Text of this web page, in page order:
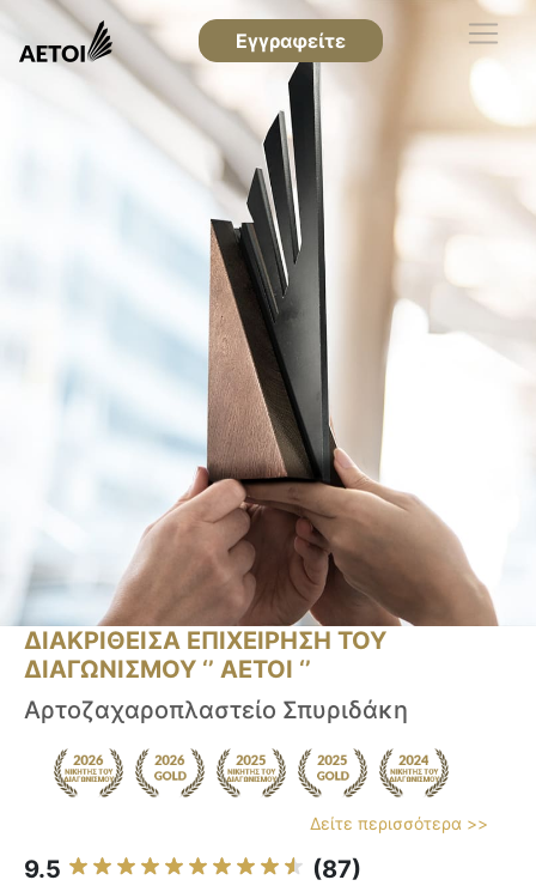
Εγγραφείτε
ΔΙΑΚΡΙΘΕΙΣΑ ΕΠΙΧΕΙΡΗΣΗ ΤΟΥ
ΔΙΑΓΩΝΙΣΜΟΥ ‘’ ΑΕΤΟΙ ‘’
Αρτοζαχαροπλαστείο Σπυριδάκη
Δείτε περισσότερα >>
9.5 (87)